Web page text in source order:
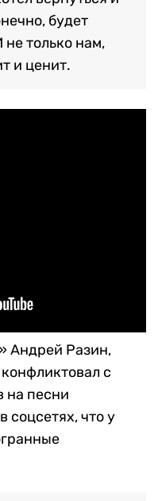
будет
не только нам,
и ценит.
Андрей Разин,
с
на песни
соцсетях, что у